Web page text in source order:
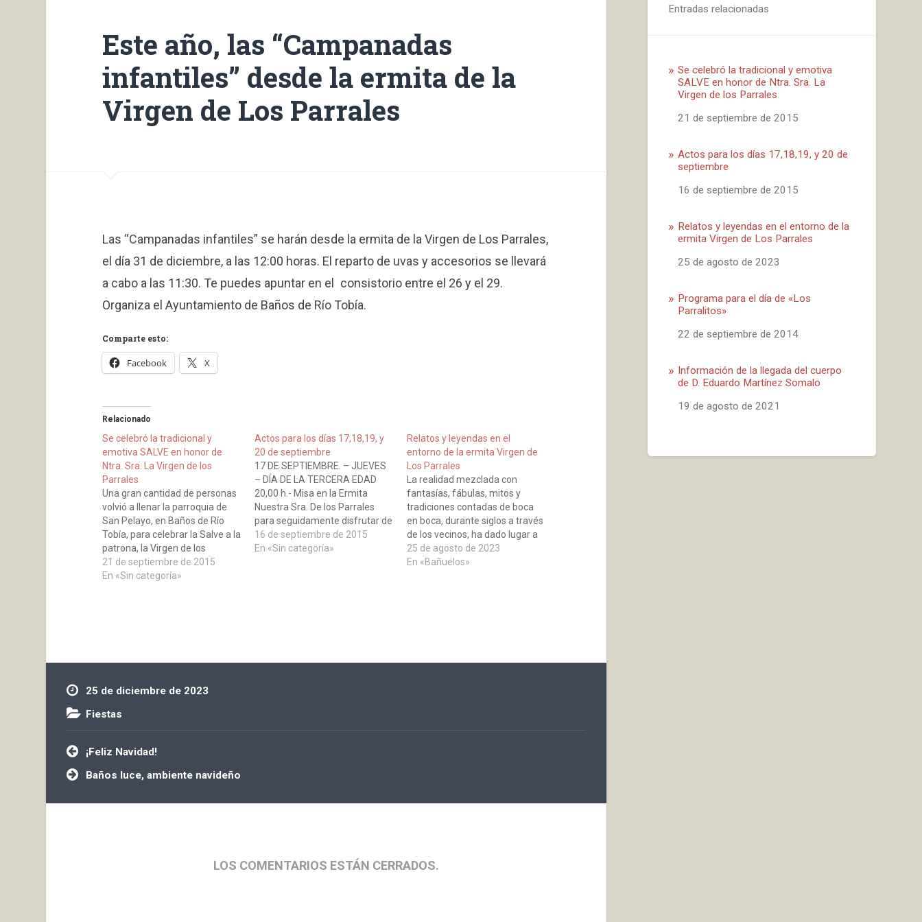
Este año, las “Campanadas
infantiles” desde la ermita de la
Virgen de Los Parrales
Las “Campanadas infantiles” se harán desde la ermita de la Virgen de Los Parrales,
el día 31 de diciembre, a las 12:00 horas. El reparto de uvas y accesorios se llevará
a cabo a las 11:30. Te puedes apuntar en el consistorio entre el 26 y el 29.
Organiza el Ayuntamiento de Baños de Río Tobía.
Comparte esto:
Facebook X
Relacionado
Se celebró la tradicional y
emotiva SALVE en honor de
Ntra. Sra. La Virgen de los
Parrales
Una gran cantidad de personas
volvió a llenar la parroquia de
San Pelayo, en Baños de Río
Tobía, para celebrar la Salve a la
patrona, la Virgen de los
Parrales, Tras el acto religioso,
vecinos y visitantes se
21 de septiembre de 2015
En «Sin categoría»
Actos para los días 17,18,19, y
20 de septiembre
17 DE SEPTIEMBRE. – JUEVES
– DÍA DE LA TERCERA EDAD
20,00 h.- Misa en la Ermita
Nuestra Sra. De los Parrales
para seguidamente disfrutar de
merienda-cena en el Salón
Parroquial de las Hermanas
16 de septiembre de 2015
En «Sin categoría»
Relatos y leyendas en el
entorno de la ermita Virgen de
Los Parrales
La realidad mezclada con
fantasías, fábulas, mitos y
tradiciones contadas de boca
en boca, durante siglos a través
de los vecinos, ha dado lugar a
historias y leyendas que
cabalgan entre la objetividad y
25 de agosto de 2023
En «Bañuelos»
25 de diciembre de 2023
Fiestas
Navegación
de
entradas
¡Feliz Navidad!
Baños luce, ambiente navideño
LOS COMENTARIOS ESTÁN CERRADOS.
Entradas relacionadas
Se celebró la tradicional y emotiva
SALVE en honor de Ntra. Sra. La
Virgen de los Parrales
Fecha
21 de septiembre de 2015
Actos para los días 17,18,19, y 20 de
septiembre
Fecha
16 de septiembre de 2015
Relatos y leyendas en el entorno de la
ermita Virgen de Los Parrales
Fecha
25 de agosto de 2023
Programa para el día de «Los
Parralitos»
Fecha
22 de septiembre de 2014
Información de la llegada del cuerpo
de D. Eduardo Martínez Somalo
Fecha
19 de agosto de 2021